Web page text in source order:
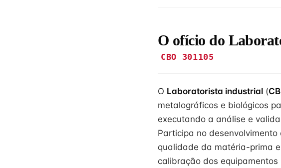
O ofício do
CBO 301105
O Laboratorista industrial (
metalográficos e biológicos
executando a análise e
Participa no
qualidade da matéria-prima
calibração dos